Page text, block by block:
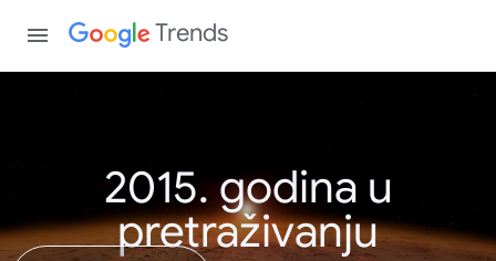
Trends
2015. godina u
pretraživanju